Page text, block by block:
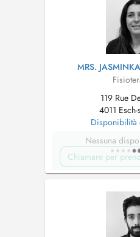
MRS.
119 Rue
4011
Disponibilità
Nessuna
Chiamare per